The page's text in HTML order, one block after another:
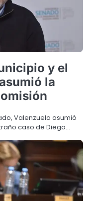
y el
la
Valenzuela asumió
caso de Diego…